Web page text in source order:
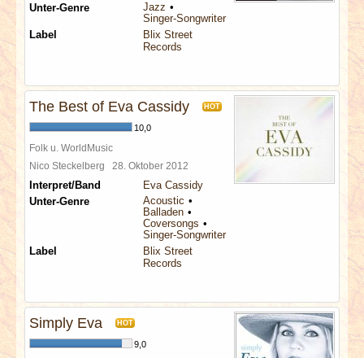
LINKS
Unter-Genre
Jazz
Singer-Songwriter
Label
Blix Street
Records
The Best of Eva Cassidy HOT
10,0
Folk u. WorldMusic
Nico Steckelberg 28. Oktober 2012
Interpret/Band
Eva Cassidy
Unter-Genre
Acoustic
Balladen
Coversongs
Singer-Songwriter
Label
Blix Street
Records
Simply Eva HOT
9,0